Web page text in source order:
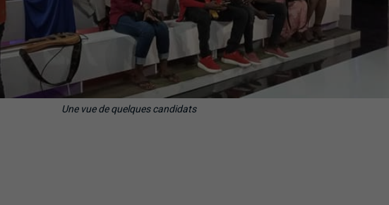
Une vue de quelques candidats